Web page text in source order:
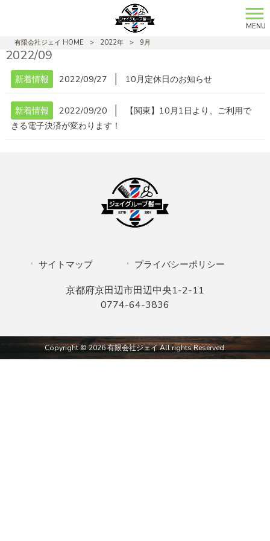
MENU
有限会社ジェイ HOME
> 2022年 > 9月
2022/09
新着情報 2022/09/27 10月定休日のお知らせ
新着情報 2022/09/20
【関東】10月1日より、ご利用で
きる電子決済が変わります！
サイトマップ プライバシーポリシー
京都府京田辺市田辺中央1-2-11
0774-64-3836
Copyright © 2026 有限会社ジェイ All rights Reserved.